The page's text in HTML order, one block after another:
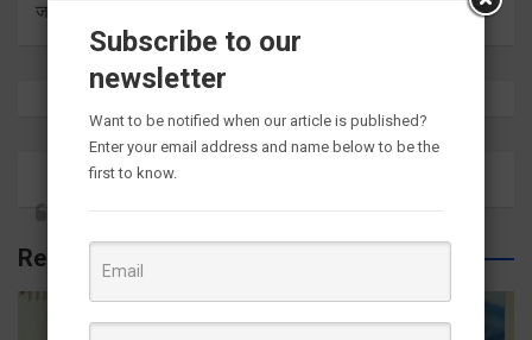
जानकारी देते हैं।
Related Posts
Subscribe to our
newsletter
Want to be notified when our article is published?
Enter your email address and name below to be the
first to know.